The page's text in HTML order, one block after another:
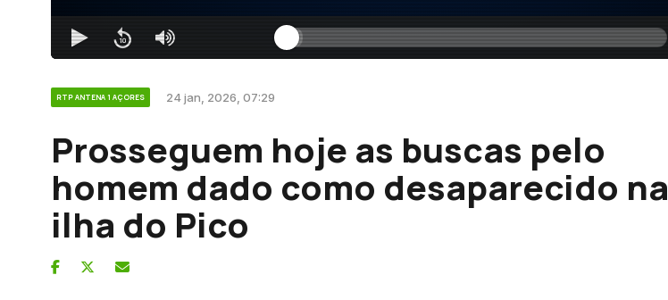
RTP ANTENA 1 AÇORES 24 jan, 2026, 07:29
Prosseguem hoje as buscas pelo
homem dado como desaparecido na
ilha do Pico